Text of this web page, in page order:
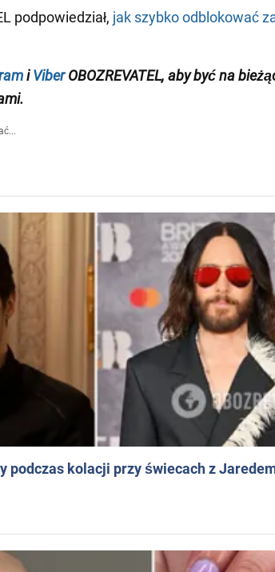
podpowiedział, jak szybko odblokować
iViber OBOZREVATEL, aby być na
.
podczas kolacji przy świecach z